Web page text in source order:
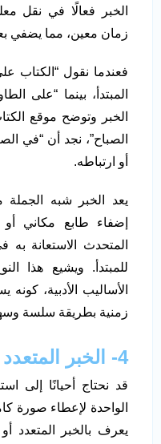
الخبر فعالًا في نقل
زمان معين، مما يضفي
فعندما نقول “الكتاب
المبتدأ، بينما “على
الخبر وتوضح موقع
الصباح”، نجد أن “في
أو ارتباطه.
يعد الخبر شبه الجملة
إضفاء طابع مكاني
المتحدث الاستعانة
للمبتدأ. ويشيع هذا
الأساليب الأدبية،
زمنية بطريقة سلسة
4- الخبر المتعدد أو المركب
قد نحتاج أحيانًا إلى
الواحدة لإعطاء صورة
يعرف بالخبر المتعدد